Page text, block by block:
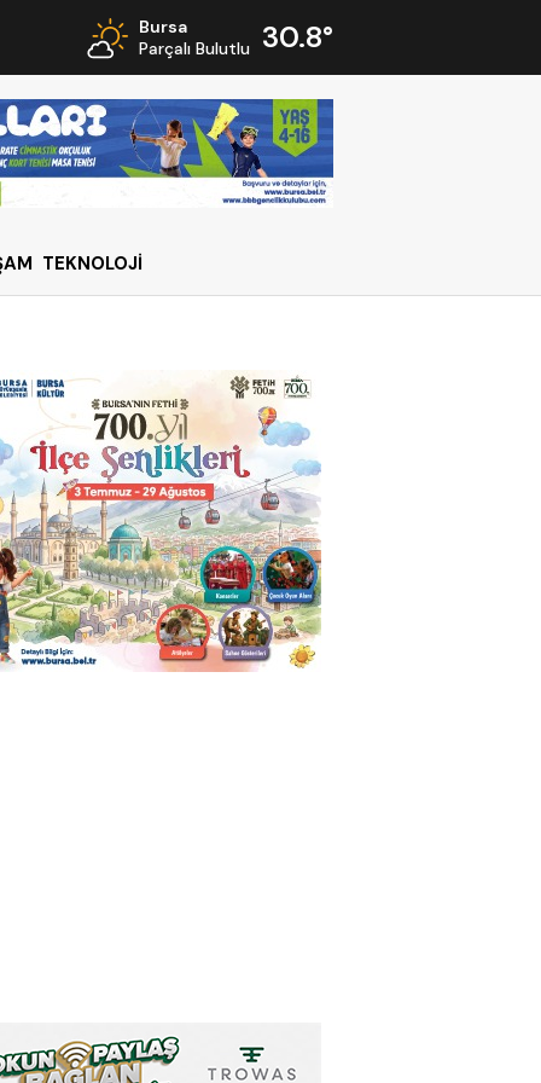
Bursa
Parçalı Bulutlu
30.8°
TEKNOLOJİ